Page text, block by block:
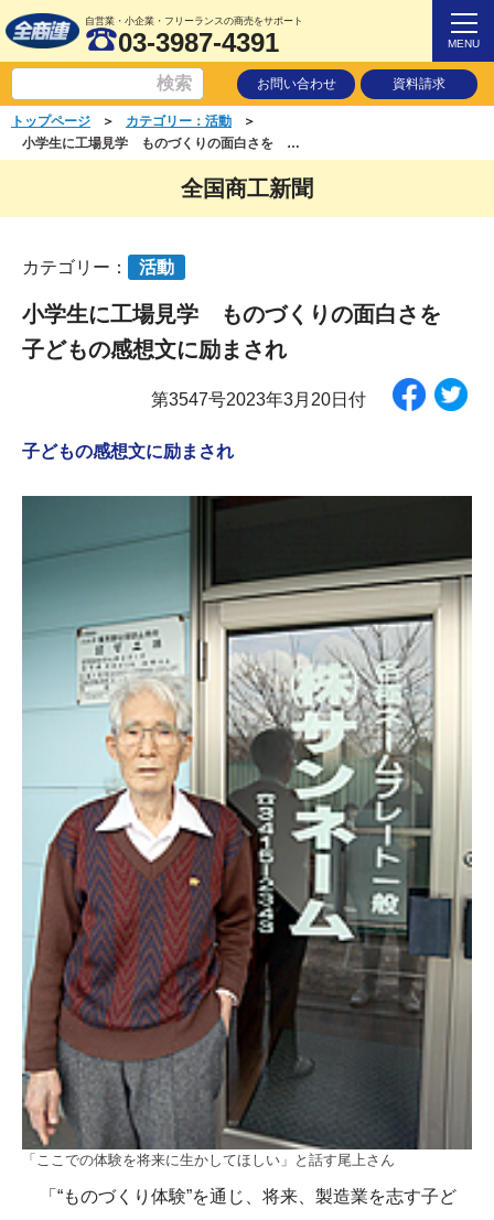
自営業・小企業・フリーランスの商売をサポート
03-3987-4391 MENU
お問い合わせ 資料請求
トップページ ＞ カテゴリー：活動
＞
小学生に工場見学 ものづくりの面白さを 子どもの感想文に励まされ
全国商工新聞
カテゴリー： 活動
小学生に工場見学 ものづくりの面白さを
子どもの感想文に励まされ
第3547号2023年3月20日付
子どもの感想文に励まされ
「ここでの体験を将来に生かしてほしい」と話す尾上さん
「“ものづくり体験”を通じ、将来、製造業を志す子ど